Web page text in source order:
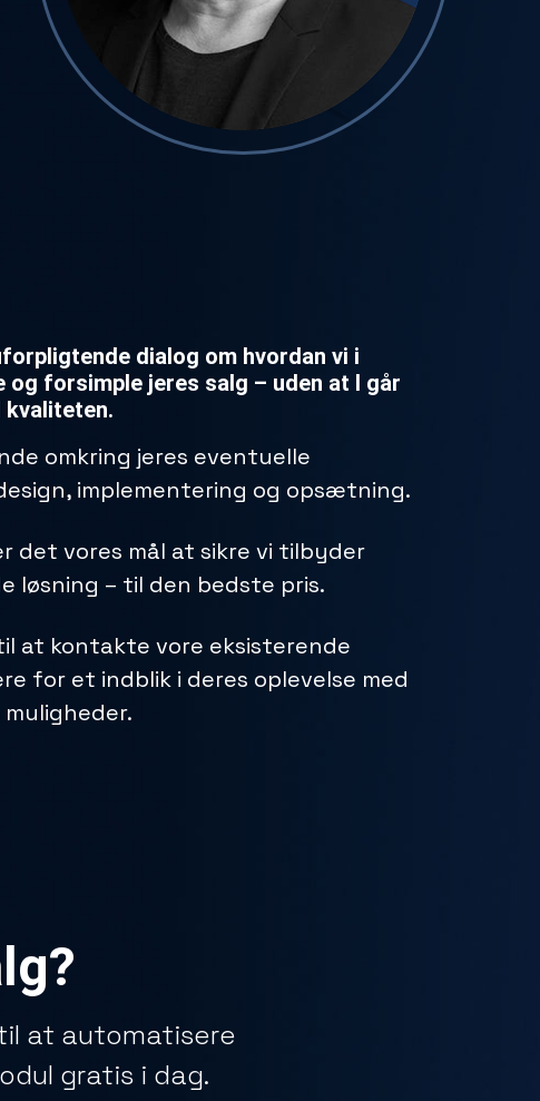
dialog om hvordan vi i
forsimple jeres salg – uden at I går
kvaliteten.
omkring jeres eventuelle
implementering og opsætning.
det vores mål at sikre vi tilbyder
løsning – til den bedste pris.
at kontakte vore eksisterende
for et indblik i deres oplevelse med
at automatisere
gratis i dag.